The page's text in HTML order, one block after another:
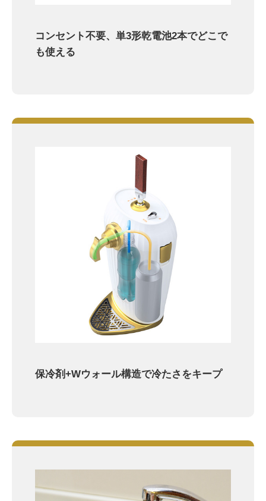
コンセント不要、単3形乾電池2本でどこで
も使える
保冷剤+Wウォール構造で冷たさをキープ